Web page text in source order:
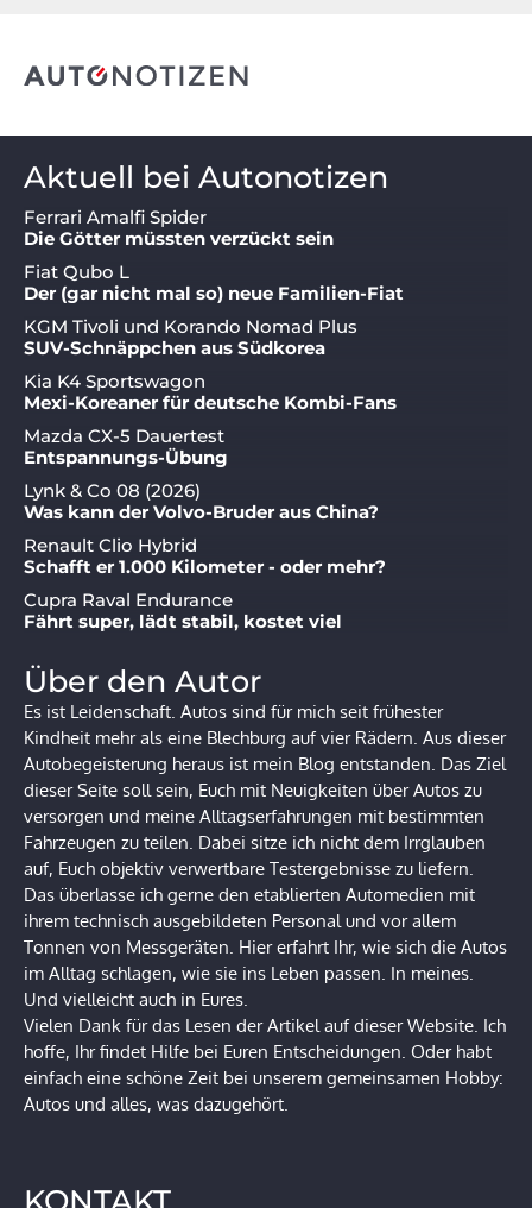
Aktuell bei Autonotizen
Ferrari Amalfi Spider
Die Götter müssten verzückt sein
Fiat Qubo L
Der (gar nicht mal so) neue Familien-Fiat
KGM Tivoli und Korando Nomad Plus
SUV-Schnäppchen aus Südkorea
Kia K4 Sportswagon
Mexi-Koreaner für deutsche Kombi-Fans
Mazda CX-5 Dauertest
Entspannungs-Übung
Lynk & Co 08 (2026)
Was kann der Volvo-Bruder aus China?
Renault Clio Hybrid
Schafft er 1.000 Kilometer - oder mehr?
Cupra Raval Endurance
Fährt super, lädt stabil, kostet viel
Über den Autor
Es ist Leidenschaft. Autos sind für mich seit frühester
Kindheit mehr als eine Blechburg auf vier Rädern. Aus dieser
Autobegeisterung heraus ist mein Blog entstanden. Das Ziel
dieser Seite soll sein, Euch mit Neuigkeiten über Autos zu
versorgen und meine Alltagserfahrungen mit bestimmten
Fahrzeugen zu teilen. Dabei sitze ich nicht dem Irrglauben
auf, Euch objektiv verwertbare Testergebnisse zu liefern.
Das überlasse ich gerne den etablierten Automedien mit
ihrem technisch ausgebildeten Personal und vor allem
Tonnen von Messgeräten. Hier erfahrt Ihr, wie sich die Autos
im Alltag schlagen, wie sie ins Leben passen. In meines.
Und vielleicht auch in Eures.
Vielen Dank für das Lesen der Artikel auf dieser Website. Ich
hoffe, Ihr findet Hilfe bei Euren Entscheidungen. Oder habt
einfach eine schöne Zeit bei unserem gemeinsamen Hobby:
Autos und alles, was dazugehört.
KONTAKT